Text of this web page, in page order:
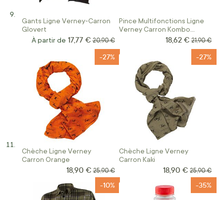
Gants Ligne Verney-Carron
Glovert
À partir de 17,77 € Prix normal
20,90 €
Pince Multifonctions Ligne
Verney Carron Kombo
Ghost Camo ForestPrix Spécial
18,62 € Prix
21,90 €
Chèche Ligne Verney
Carron Orange
-27%
Prix Spécial
18,90 € Prix normal
25,90 €
Chèche Ligne Verney
Carron Kaki
-27%
Prix Spécial
18,90 € Prix
25,90 €
-10% -35%